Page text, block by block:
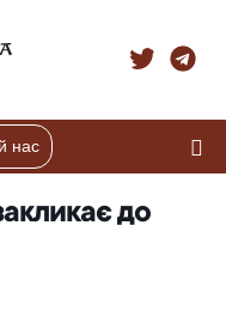
нас
до